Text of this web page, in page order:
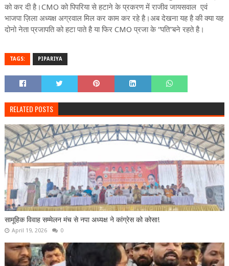
को कर दी है।CMO को पिपरिया से हटाने के प्रकरण में राजीव जायसवाल एवं
भाजपा ज़िला अध्यक्ष अग्रवाल मिल कर काम कर रहे है।अब देखना यह है की क्या यह
दोनो नेता प्रजापति को हटा पाते है या फिर CMO प्रजा के “पति”बने रहते है।
TAGS: PIPARIYA
RELATED POSTS
सामूहिक विवाह सम्मेलन मंच से नपा अध्यक्ष ने कांग्रेस को कोसा!
April 19, 2026 0